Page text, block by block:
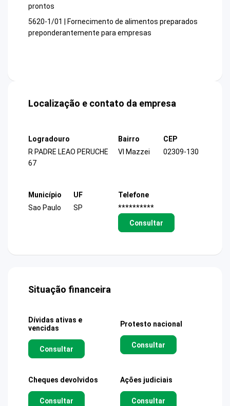
prontos
5620-1/01 | Fornecimento de alimentos preparados
preponderantemente para empresas
Localização e contato da empresa
Logradouro
R PADRE LEAO PERUCHE
67
Bairro
Vl Mazzei
CEP
02309-130
Município
Sao Paulo
UF
SP
Telefone
**********
Consultar
Situação financeira
Dívidas ativas e
vencidas
Consultar
Protesto nacional
Consultar
Cheques devolvidos
Consultar
Ações judiciais
Consultar